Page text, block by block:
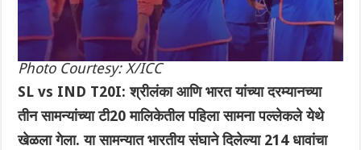
Photo Courtesy: X/ICC
SL vs IND T20I: श्रीलंका आणि भारत यांच्या दरम्यानच्या
तीन सामन्यांच्या टी20 मालिकेतील पहिला सामना पल्लेकले येथे
खेळला गेला. या सामन्यात भारतीय संघाने दिलेल्या 214 धावांचा